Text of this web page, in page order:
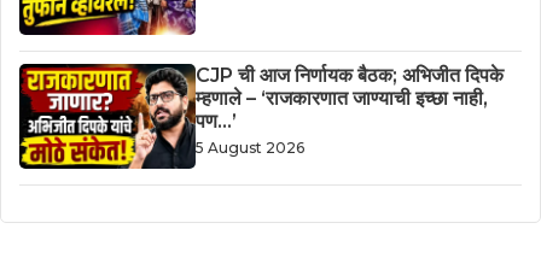
CJP ची आज निर्णायक बैठक; अभिजीत दिपके
म्हणाले – ‘राजकारणात जाण्याची इच्छा नाही,
पण…’
5 August 2026